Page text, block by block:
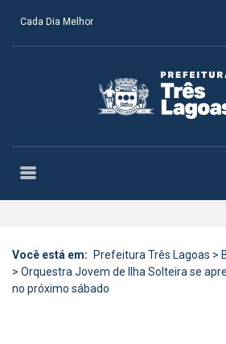
Cada Dia Melhor
Você está em: Prefeitura Três Lagoas >
> Orquestra Jovem de Ilha Solteira se
no próximo sábado